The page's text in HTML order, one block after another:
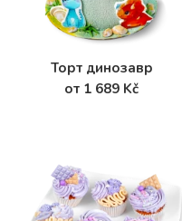
Торт динозавр
от 1 689 Kč